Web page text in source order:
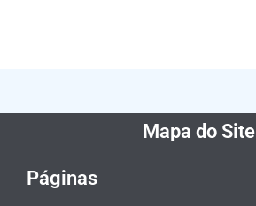
Mapa do Site
Páginas